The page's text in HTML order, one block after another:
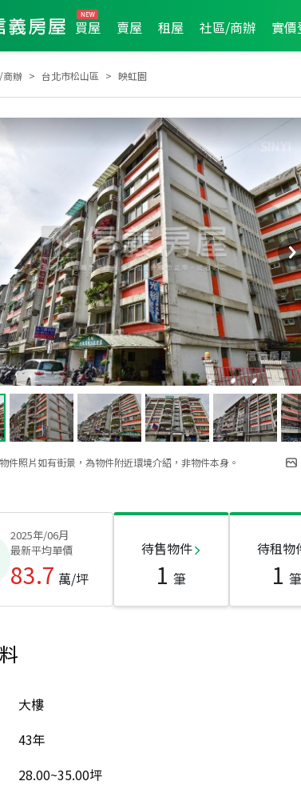
買屋 賣屋 租屋 社區/商辦 實
商辦 台北市松山區 映虹園
件照片如有街景，為物件附近環境介紹，非物件本身。
2026年6月業績破五百萬經紀人員 2025年3月龍虎榜
2025年/06月
最新平均單價
83.7 萬/坪
待售物件
1 筆
待租物
1 筆
大樓
43年
28.00~35.00坪